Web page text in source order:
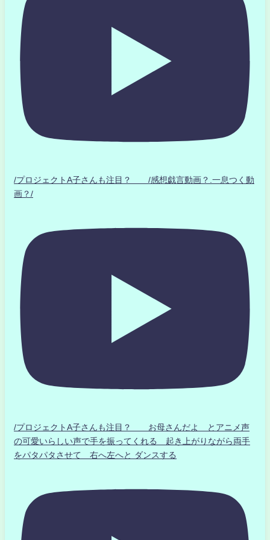
/プロジェクトA子さんも注目？ /感想戯言動画？.一息つく動
画？/
/プロジェクトA子さんも注目？ お母さんだよ とアニメ声
の可愛いらしい声で手を振ってくれる 起き上がりながら両手
をパタパタさせて 右へ左へと ダンスする